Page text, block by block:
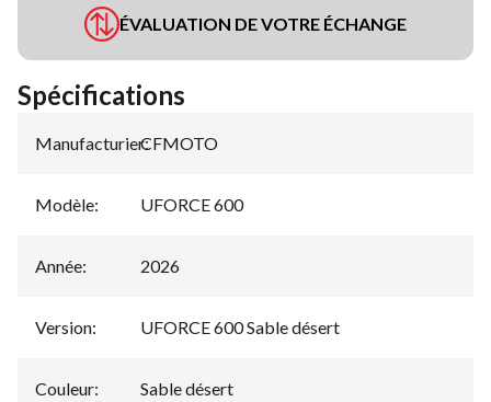
ÉVALUATION DE VOTRE ÉCHANGE
Spécifications
Manufacturier:
CFMOTO
Modèle: UFORCE 600
Année: 2026
Version: UFORCE 600 Sable désert
Couleur: Sable désert